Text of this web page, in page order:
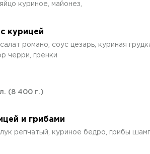
куриное, майонез,
курицей
романо, соус цезарь, куриная
черри, гренки
(8 400 г.)
и грибами
репчатый, куриное бедро, грибы